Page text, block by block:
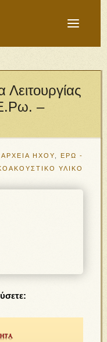
–
ΑΡΧΕΙΑ ΗΧΟΥ
ΕΡΩ -
ΥΛΙΚΟ